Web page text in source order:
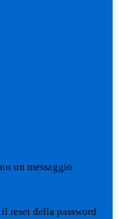
un messaggio
reset della password